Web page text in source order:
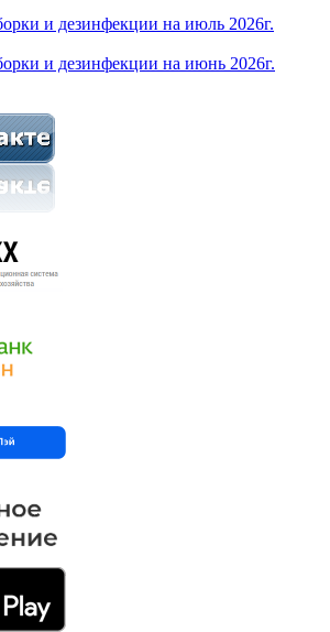
и дезинфекции на июль 2026г.
и дезинфекции на июнь 2026г.